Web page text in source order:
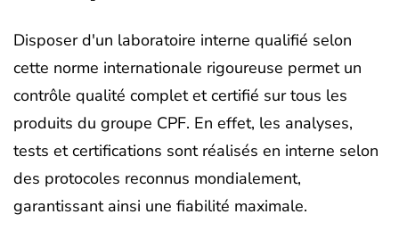
Disposer d'un laboratoire interne qualifié selon
cette norme internationale rigoureuse permet un
contrôle qualité complet et certifié sur tous les
produits du groupe CPF. En effet, les analyses,
tests et certifications sont réalisés en interne selon
des protocoles reconnus mondialement,
garantissant ainsi une fiabilité maximale.